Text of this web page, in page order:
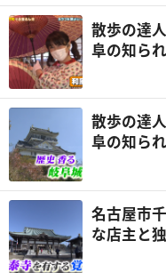
散歩の達
阜の知ら
散歩の達
阜の知ら
名古屋市
な店主と